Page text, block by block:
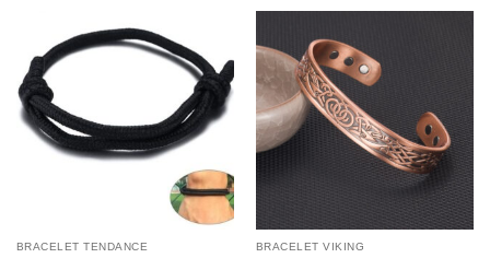
31,90€
BRACELET TENDANCE BRACELET VIKING